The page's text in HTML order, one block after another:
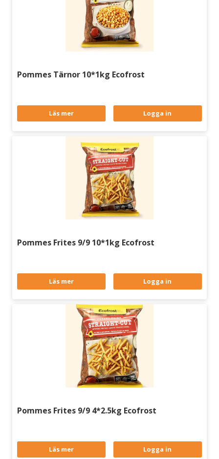
Pommes Tärnor 10*1kg Ecofrost
Läs mer Logga in
Pommes Frites 9/9 10*1kg Ecofrost
Läs mer Logga in
Pommes Frites 9/9 4*2.5kg Ecofrost
Läs mer Logga in